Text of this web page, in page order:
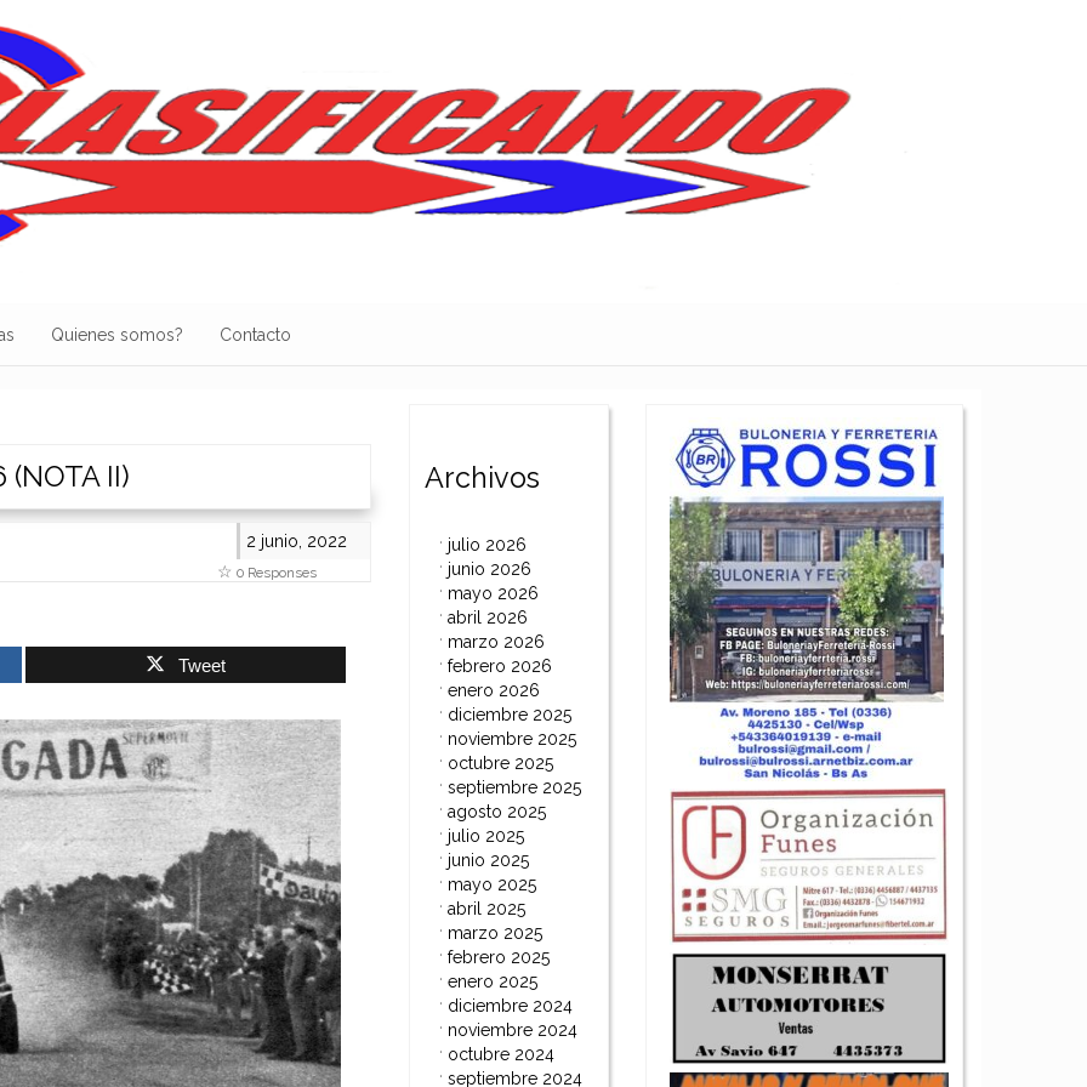
Quienes somos? Contacto
(NOTA II)
2 junio, 2022
0 Responses
Tweet
Archivos
julio 2026
junio 2026
mayo 2026
abril 2026
marzo 2026
febrero 2026
enero 2026
diciembre 2025
noviembre 2025
octubre 2025
septiembre 2025
agosto 2025
julio 2025
junio 2025
mayo 2025
abril 2025
marzo 2025
febrero 2025
enero 2025
diciembre 2024
noviembre 2024
octubre 2024
septiembre 2024